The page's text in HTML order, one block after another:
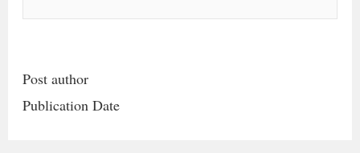
Post author
Publication Date